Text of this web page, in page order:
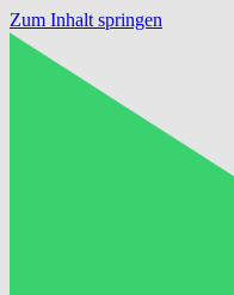
Zum Inhalt springen